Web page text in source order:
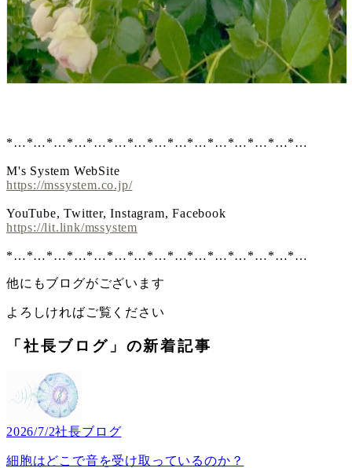
*…*…*…*…*…*…*…*…*…*…*…*…*…*…*…
M's System WebSite
https://mssystem.co.jp/
YouTube, Twitter, Instagram, Facebook
https://lit.link/mssystem
*…*…*…*…*…*…*…*…*…*…*…*…*…*…*…
他にもブログがございます
よろしければご覧ください
「社長ブログ」の新着記事
2026/7/2社長ブログ
細胞はどこで音を受け取っているのか？